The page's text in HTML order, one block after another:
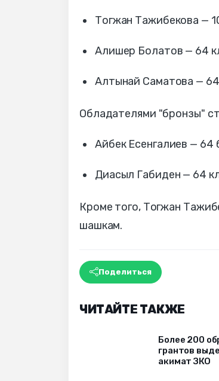
Тогжан Тажибекова —
Алишер Болатов — 64
Алтынай Саматова —
Обладателями "бронзы"
Айбек Есенгалиев — 64
Диасыл Габиден — 64
Кроме того, Тогжан
шашкам.
Поделиться
ЧИТАЙТЕ ТАКЖЕ
Более 200
грантов
акимат ЗКО